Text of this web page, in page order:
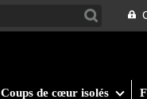
Coups de cœur isolés